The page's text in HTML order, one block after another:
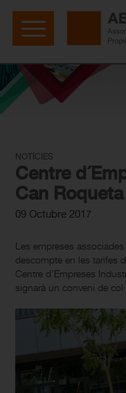
NOTÍCIES
Centre
Can Roqueta
09 Octubre 2017
Les empreses
descompte en les tarifes
Centre d’Empreses
signarà un conveni de